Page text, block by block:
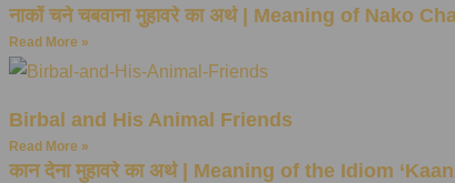
नाकों चने चबवाना मुहावरे का अर्थ | Meaning of Nako
Read More »
Birbal and His Animal Friends
Read More »
कान देना मुहावरे का अर्थ | Meaning of the Idiom